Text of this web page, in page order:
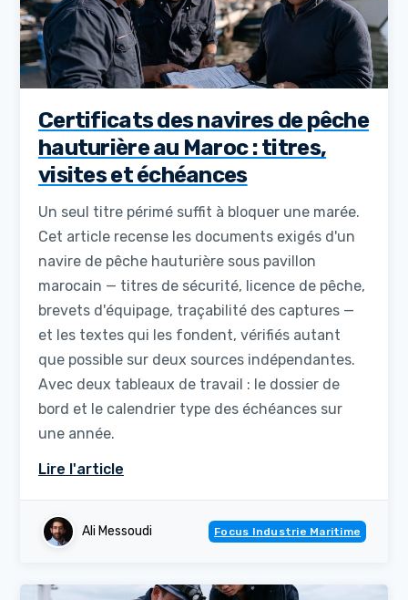
Certificats des navires de pêche
hauturière au Maroc : titres,
visites et échéances
Un seul titre périmé suffit à bloquer une marée.
Cet article recense les documents exigés d'un
navire de pêche hauturière sous pavillon
marocain — titres de sécurité, licence de pêche,
brevets d'équipage, traçabilité des captures —
et les textes qui les fondent, vérifiés autant
que possible sur deux sources indépendantes.
Avec deux tableaux de travail : le dossier de
bord et le calendrier type des échéances sur
une année.
Lire l'article
Ali Messoudi Focus Industrie Maritime